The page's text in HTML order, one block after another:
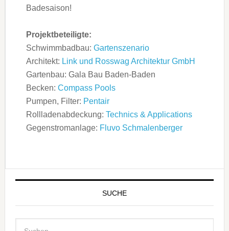
Badesaison!
Projektbeteiligte:
Schwimmbadbau: Gartenszenario
Architekt: Link und Rosswag Architektur GmbH
Gartenbau: Gala Bau Baden-Baden
Becken: Compass Pools
Pumpen, Filter: Pentair
Rollladenabdeckung: Technics & Applications
Gegenstromanlage: Fluvo Schmalenberger
SUCHE